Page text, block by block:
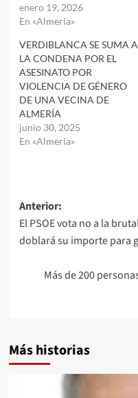
enero 19, 2026
En «Almería»
VERDIBLANCA SE SUMA A
LA CONDENA POR EL
ASESINATO POR
VIOLENCIA DE GÉNERO
DE UNA VECINA DE
ALMERÍA
junio 30, 2025
En «Almería»
Navegación
de
entradas
Anterior:
El PSOE vota no a la
doblará su importe para
Más de 200
Más historias